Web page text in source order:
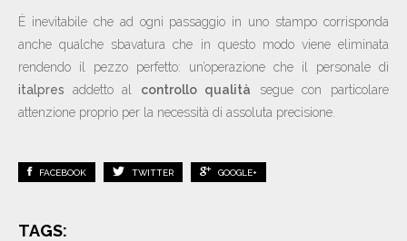
È inevitabile che ad ogni passaggio in uno stampo corrisponda
anche qualche sbavatura che in questo modo viene eliminata
rendendo il pezzo perfetto: un’operazione che il personale di
italpres
addetto al controllo qualità segue con particolare
attenzione proprio per la necessità di assoluta precisione.
FACEBOOK TWITTER GOOGLE+
TAGS: